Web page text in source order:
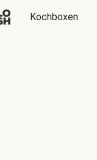
Kochboxen